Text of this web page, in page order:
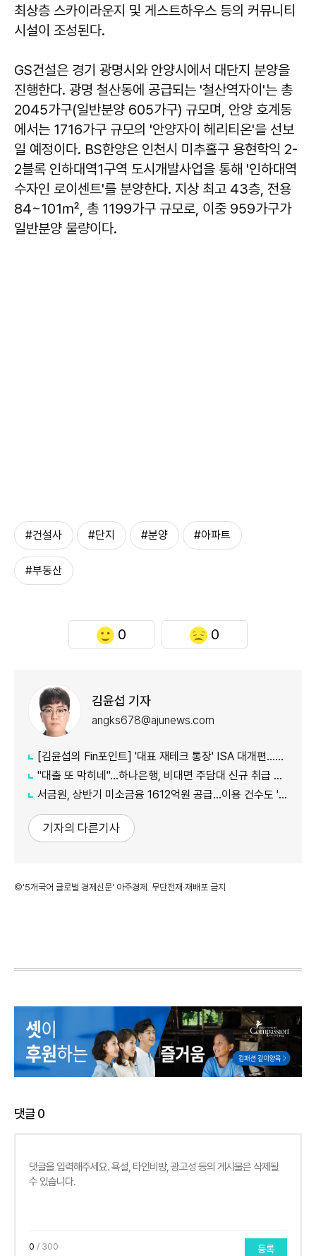
최상층 스카이라운지 및 게스트하우스 등의 커뮤니티
시설이 조성된다.
GS건설은 경기 광명시와 안양시에서 대단지 분양을
진행한다. 광명 철산동에 공급되는 '철산역자이'는 총
2045가구(일반분양 605가구) 규모며, 안양 호계동
에서는 1716가구 규모의 '안양자이 헤리티온'을 선보
일 예정이다. BS한양은 인천시 미추홀구 용현학익 2-
2블록 인하대역1구역 도시개발사업을 통해 '인하대역
수자인 로이센트'를 분양한다. 지상 최고 43층, 전용
84~101㎡, 총 1199가구 규모로, 이중 959가구가
일반분양 물량이다.
#건설사 #단지 #분양 #아파트
#부동산
0 0
김윤섭 기자
angks678@ajunews.com
[김윤섭의 Fin포인트] '대표 재테크 통장' ISA 대개편…나에게 맞는 전략은?
"대출 또 막히네"…하나은행, 비대면 주담대 신규 취급 중단
서금원, 상반기 미소금융 1612억원 공급…이용 건수도 '역대 최대'
기자의 다른기사
©'5개국어 글로벌 경제신문' 아주경제. 무단전재·재배포 금지
댓글0
0 / 300 등록